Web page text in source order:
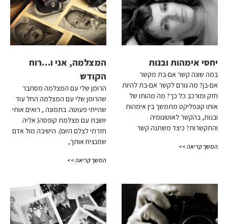
יחסי אימהות ובנות
במה שונה קשר אם-בת מקשר
אם-בן? מה גורם לקשר אם-בת להיות
חזק ומורכב כל כך? מה מהותו של
אותו קונפליקט מתמשך בין אימהות
ובנות, בהקשר לאוטונומיה
והתקשרות? כיצד משתנה קשר
המשך קריאה >>
המצלמה, אני ו…רוח
הקודש
הרומן שלי עם המצלמה מסתבר
שהרומן שלי עם המצלמה החל עוד
שהייתי פעוטה. בתמונה , רואים אותי
יושבת עם מצלמת קופסה( אליה
חזרתי לצלם היום). הישיבה מול אדם
שמנציח אותך,
המשך קריאה >>